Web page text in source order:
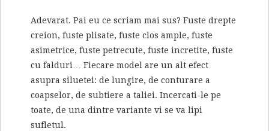
Adevarat. Pai eu ce scriam mai sus? Fuste drepte
creion, fuste plisate, fuste clos ample, fuste
asimetrice, fuste petrecute, fuste incretite, fuste
cu falduri… Fiecare model are un alt efect
asupra siluetei: de lungire, de conturare a
coapselor, de subtiere a taliei. Incercati-le pe
toate, de una dintre variante vi se va lipi
sufletul.